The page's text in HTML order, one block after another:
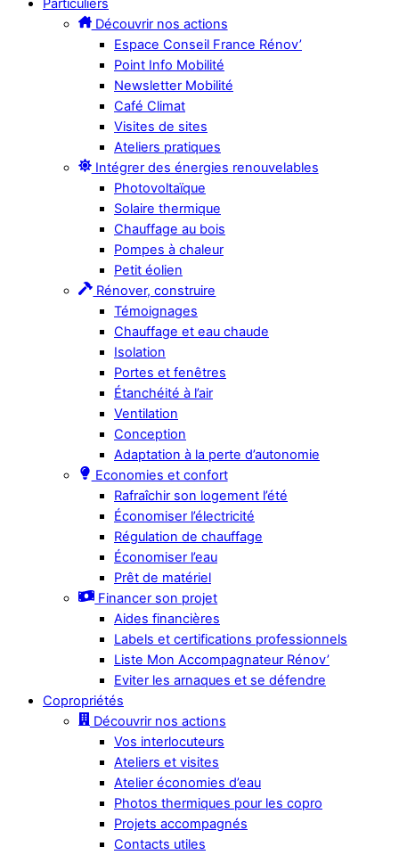
Découvrir nos actions
Espace Conseil France Rénov’
Point Info Mobilité
Newsletter Mobilité
Café Climat
Visites de sites
Ateliers pratiques
Intégrer des énergies renouvelables
Photovoltaïque
Solaire thermique
Chauffage au bois
Pompes à chaleur
Petit éolien
Rénover, construire
Témoignages
Chauffage et eau chaude
Isolation
Portes et fenêtres
Étanchéité à l’air
Ventilation
Conception
Adaptation à la perte d’autonomie
Economies et confort
Rafraîchir son logement l’été
Économiser l’électricité
Régulation de chauffage
Économiser l’eau
Prêt de matériel
Financer son projet
Aides financières
Labels et certifications professionnels
Liste Mon Accompagnateur Rénov’
Eviter les arnaques et se défendre
Copropriétés
Découvrir nos actions
Vos interlocuteurs
Ateliers et visites
Atelier économies d’eau
Photos thermiques pour les copro
Projets accompagnés
Contacts utiles